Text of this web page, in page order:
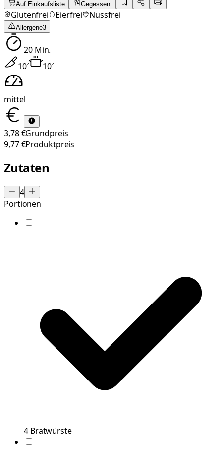
Auf Einkaufsliste Gegessen!
Glutenfrei Eierfrei Nussfrei
Allergene3
20Min.
10′ 10′
mittel
3,78 €Grundpreis
9,77 €Produktpreis
Zutaten
4
Portionen
4 Bratwürste